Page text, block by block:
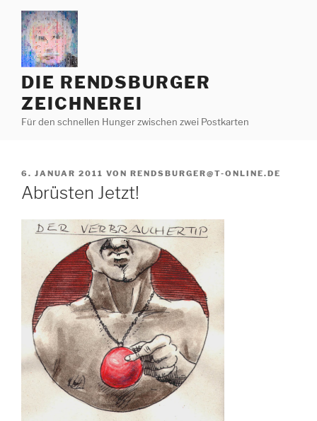
Zum
Inhalt
springen
DIE RENDSBURGER
ZEICHNEREI
Für den schnellen Hunger zwischen zwei Postkarten
VERÖFFENTLICHT
AM
6. JANUAR 2011 VON RENDSBURGER@T-ONLINE.DE
Abrüsten Jetzt!